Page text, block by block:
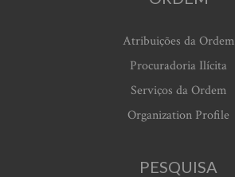
Atribuições da Ordem
Procuradoria Ilícita
Serviços da Ordem
Organization Profile
PESQUISA